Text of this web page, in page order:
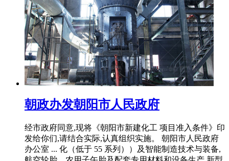
朝政办发朝阳市人民政府
经市政府同意,现将《朝阳市新建化工 项目准入条件》印
发给你们,请结合实际,认真组织实施。 朝阳市人民政府
办公室 ... 化（低于 55 系列））及智能制造技术与装备,